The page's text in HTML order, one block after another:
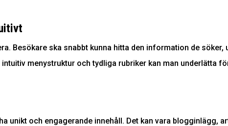
Besökare ska snabbt kunna hitta den information de söker,
menystruktur och tydliga rubriker kan man underlätta
unikt och engagerande innehåll. Det kan vara blogginlägg,